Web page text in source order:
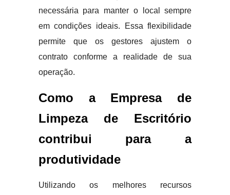
necessária para manter o local sempre
em condições ideais. Essa flexibilidade
permite que os gestores ajustem o
contrato conforme a realidade de sua
operação.
Como a Empresa de
Limpeza de Escritório
contribui para a
produtividade
Utilizando os melhores recursos